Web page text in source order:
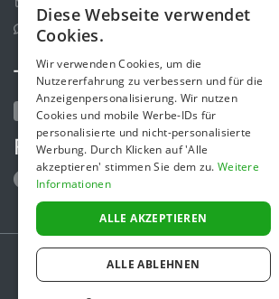
Support Center
Teile uns
Folge uns
Secure payments powered by
GERMAN
Diese Webseite verwendet
Cookies.
Wir verwenden Cookies, um die
Nutzererfahrung zu verbessern und für die
Anzeigenpersonalisierung. Wir nutzen
Cookies und mobile Werbe-IDs für
personalisierte und nicht-personalisierte
Werbung. Durch Klicken auf 'Alle
akzeptieren' stimmen Sie dem zu. Weitere
Informationen
ALLE AKZEPTIEREN
ALLE ABLEHNEN